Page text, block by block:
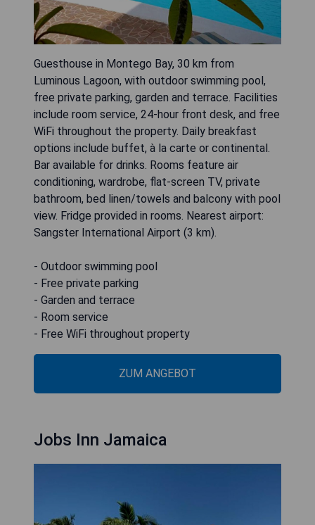
Guesthouse in Montego Bay, 30 km from
Luminous Lagoon, with outdoor swimming pool,
free private parking, garden and terrace. Facilities
include room service, 24-hour front desk, and free
WiFi throughout the property. Daily breakfast
options include buffet, à la carte or continental.
Bar available for drinks. Rooms feature air
conditioning, wardrobe, flat-screen TV, private
bathroom, bed linen/towels and balcony with pool
view. Fridge provided in rooms. Nearest airport:
Sangster International Airport (3 km).
- Outdoor swimming pool
- Free private parking
- Garden and terrace
- Room service
- Free WiFi throughout property
ZUM ANGEBOT
Jobs Inn Jamaica